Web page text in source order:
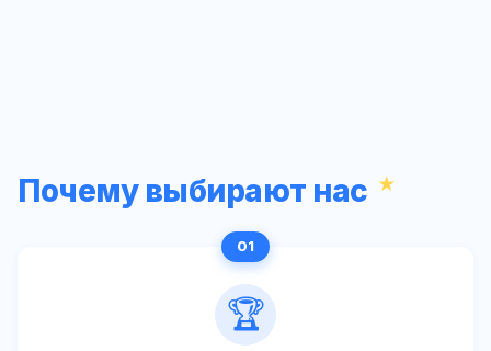
Почему выбирают нас
🏆